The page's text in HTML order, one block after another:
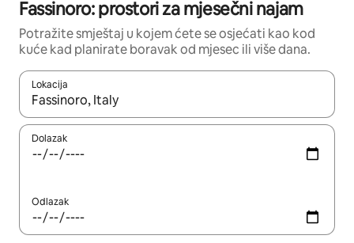
Fassinoro: prostori za mjesečni najam
Potražite smještaj u kojem ćete se osjećati kao kod
kuće kad planirate boravak od mjesec ili više dana.
Lokacija
Kada budu dostupni rezultati, moći ćete ih pregledati
Dolazak
Odlazak